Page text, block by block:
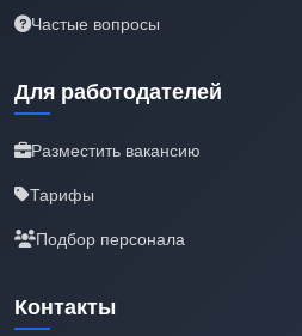
Частые вопросы
Для работодателей
Разместить вакансию
Тарифы
Подбор персонала
Контакты